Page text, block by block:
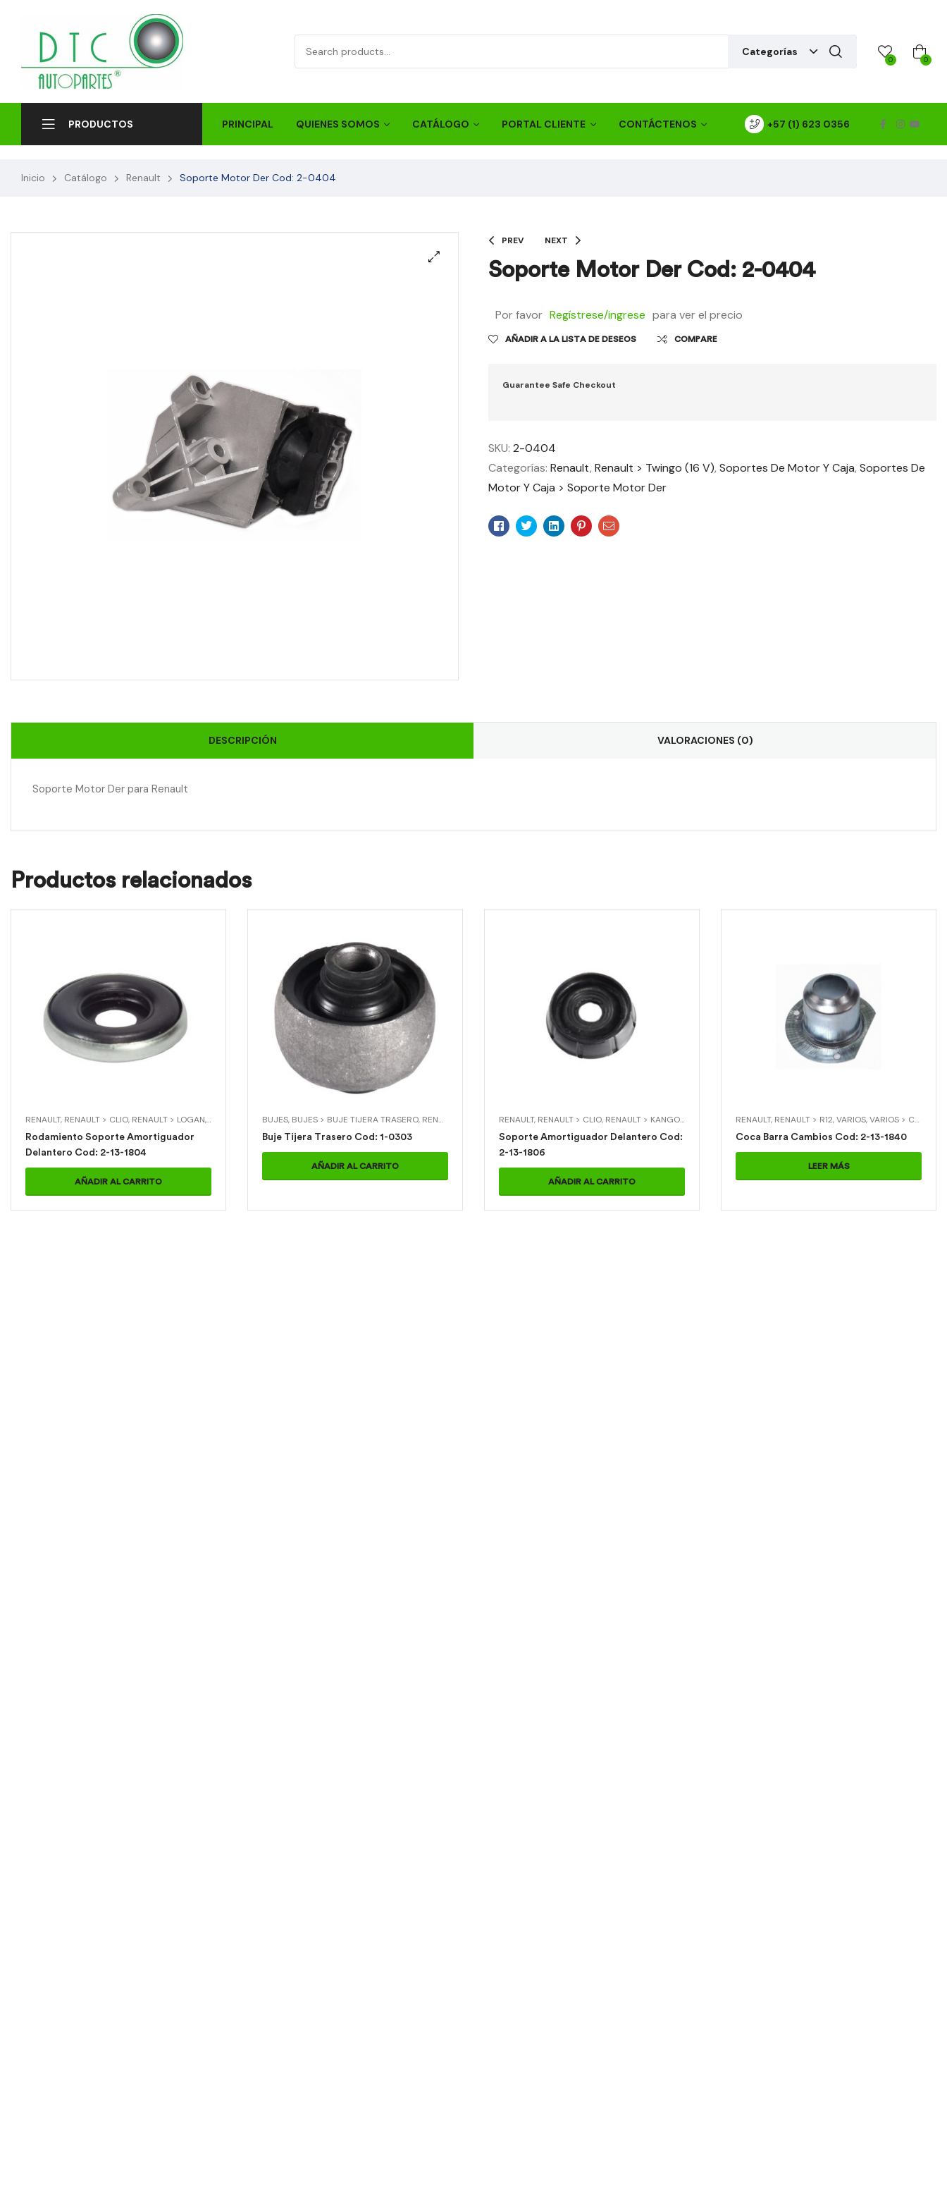
Categorías
0 0
PRODUCTOS PRINCIPAL QUIENES SOMOS CATÁLOGO PORTAL CLIENTE CONTÁCTENOS +57 (1) 623 0356
Inicio Catálogo Renault Soporte Motor Der Cod: 2-0404
PREV NEXT
Soporte Motor Der Cod: 2-0404
Por favor Regístrese/ingrese para ver el precio
AÑADIR A LA LISTA DE DESEOS COMPARE
Guarantee Safe Checkout
SKU:2-0404
Categorías:Renault,Renault > Twingo (16 V),Soportes De Motor Y Caja,Soportes De
Motor Y Caja > Soporte Motor Der
Facebook
TwitterLinkedinPinterest
Email
DESCRIPCIÓN VALORACIONES (0)
Soporte Motor Der para Renault
Productos relacionados
RENAULT, RENAULT > CLIO, RENAULT > LOGAN,RENAULT > SYMBOL, RENAULT > TWINGO,RODAMIENTOS,RODAMIENTOS > RODAMIENTO SOP AMORTIGUADOR DELANTERO
Rodamiento Soporte Amortiguador
Delantero Cod: 2-13-1804
AÑADIR AL CARRITO
BUJES, BUJES > BUJE TIJERA TRASERO, RENAULT RENAULT > MEGANNE II
Buje Tijera Trasero Cod: 1-0303
AÑADIR AL CARRITO
RENAULT, RENAULT > CLIO, RENAULT > KANGOO RENAULT > SYMBOL,SOPORTES DE AMORTIGUADOR,
Soporte Amortiguador Delantero Cod:
2-13-1806
AÑADIR AL CARRITO
RENAULT, RENAULT > R12,VARIOS,VARIOS > COCA BARRA CAMBIOS
Coca Barra Cambios Cod: 2-13-1840
LEER MÁS